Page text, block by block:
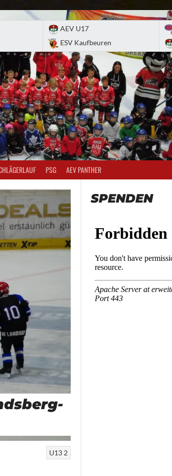
AEV U17
ESV Kaufbeuren
PSG AEV PANTHER
U13 2
SPENDEN